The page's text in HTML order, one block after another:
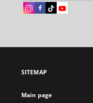
Instagram
open
new
Facebook
open
new
Instagram
open
new
Instagram
open
SITEMAP
Main page